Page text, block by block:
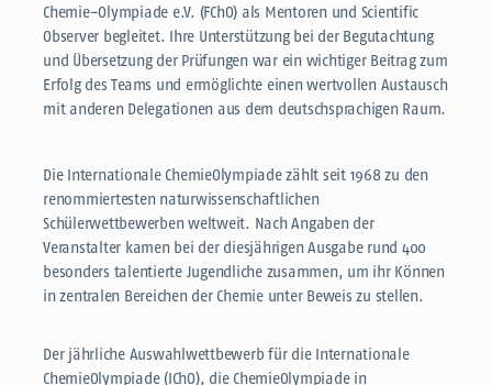
Chemie-Olympiade e.V. (FChO) als Mentoren und Scientific
Observer begleitet. Ihre Unterstützung bei der Begutachtung
und Übersetzung der Prüfungen war ein wichtiger Beitrag zum
Erfolg des Teams und ermöglichte einen wertvollen Austausch
mit anderen Delegationen aus dem deutschsprachigen Raum.
Die Internationale ChemieOlympiade zählt seit 1968 zu den
renommiertesten naturwissenschaftlichen
Schülerwettbewerben weltweit. Nach Angaben der
Veranstalter kamen bei der diesjährigen Ausgabe rund 400
besonders talentierte Jugendliche zusammen, um ihr Können
in zentralen Bereichen der Chemie unter Beweis zu stellen.
Der jährliche Auswahlwettbewerb für die Internationale
ChemieOlympiade (IChO), die ChemieOlympiade in